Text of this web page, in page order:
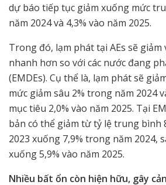
dự báo tiếp tục giảm xuống mức
năm 2024 và 4,3% vào năm 2025.
Trong đó, lạm phát tại AEs sẽ giảm
nhanh hơn so với các nước đang
(EMDEs). Cụ thể là, lạm phát sẽ
mức giảm sâu 2% trong năm 2024
mục tiêu 2,0% vào năm 2025. Tại
bản có thể giảm từ tỷ lệ trung bình
2023 xuống 7,9% trong năm 2024,
xuống 5,9% vào năm 2025.
Nhiều bất ổn còn hiện hữu, gây